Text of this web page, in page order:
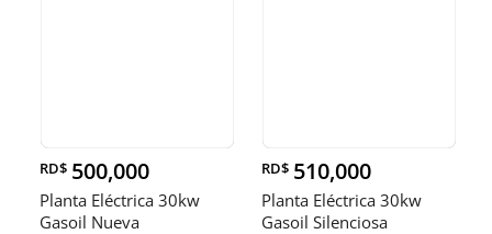
RD$ 500,000
Planta Eléctrica 30kw
Gasoil Nueva
RD$ 510,000
Planta Eléctrica 30kw
Gasoil Silenciosa